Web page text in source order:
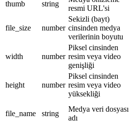
thumb
string
resmi URL'si
file_size number
Sekizli (bayt)
cinsinden medya
verilerinin boyutu
width number
Piksel cinsinden
resim veya video
genişliği
height number
Piksel cinsinden
resim veya video
yüksekliği
file_name string
Medya veri dosyası
adı